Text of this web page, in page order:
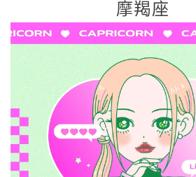
摩羯座